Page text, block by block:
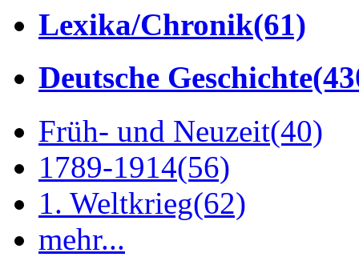
Lexika/Chronik(61)
Deutsche Geschichte
Früh- und Neuzeit(40)
1789-1914(56)
1. Weltkrieg(62)
mehr...